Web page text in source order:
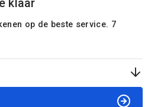
klaar
op de beste service. 7